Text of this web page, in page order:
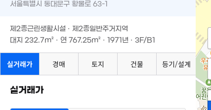
서울특별시 동대문구 황물로 63-1
제2종근린생활시설 · 제2종일반주거지역
대지 232.7m² · 연 767.25m² · 1971년 · 3F/B1
실거래가 경매 토지 건물 등기/설계
실거래가